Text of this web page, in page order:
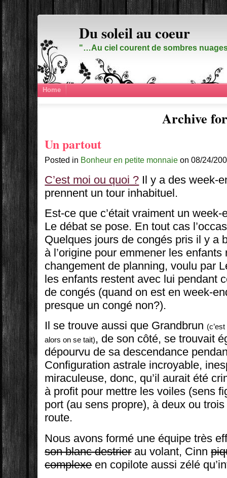
Du soleil au coeur
"…Au ciel courent de sombres
Home
Archive
Un partout
Posted in Bonheur en petite monnaie on 08/24/
C’est moi ou quoi ? Il y a des week-
prennent un tour inhabituel.
Est-ce que c’était vraiment un
Le débat se pose. En tout cas
Quelques jours de congés pris il y a
à l’origine pour emmener les enfants
changement de planning, voulu par
les enfants restent avec lui pendant
de congés (quand on est en week-
presque un congé non?).
Il se trouve aussi que Grandbrun
alors on se tait), de son côté, se trouvait
dépourvu de sa descendance
Configuration astrale incroyable,
miraculeuse, donc, qu’il aurait été
à profit pour mettre les voiles (sens
port (au sens propre), à deux ou
route.
Nous avons formé une équipe très
son blanc destrierau volant, Cinn
complexeen copilote aussi zélé